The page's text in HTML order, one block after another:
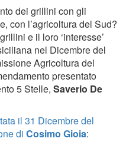
dei grillini con gli
con l’agricoltura del Sud?
e il loro ‘interesse’
nel Dicembre del
Agricoltura del
presentato
5 Stelle, Saverio De
il 31 Dicembre del
di Cosimo Gioia: